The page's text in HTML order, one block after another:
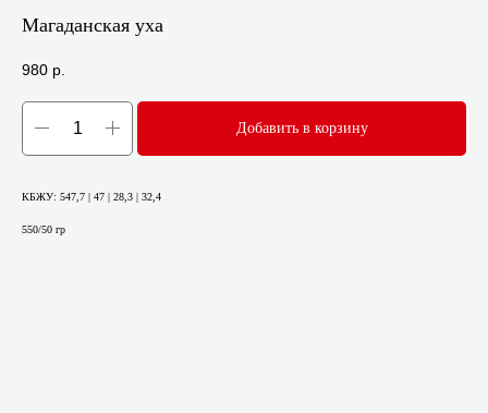
Магаданская уха
980 р.
Добавить в корзину
КБЖУ: 547,7 | 47 | 28,3 | 32,4
550/50 гр